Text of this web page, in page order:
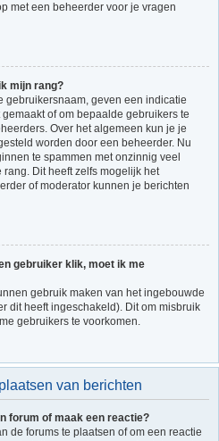
met een beheerder voor je vragen
mijn rang?
gebruikersnaam, geven een indicatie
of om bepaalde gebruikers te
Over het algemeen kun je je
worden door een beheerder. Nu
te spammen met onzinnig veel
Dit heeft zelfs mogelijk het
of moderator kunnen je berichten
gebruiker klik, moet ik me
gebruik maken van het ingebouwde
dit heeft ingeschakeld). Dit om misbruik
gebruikers te voorkomen.
van berichten
forum of maak een reactie?
de forums te plaatsen of om een reactie